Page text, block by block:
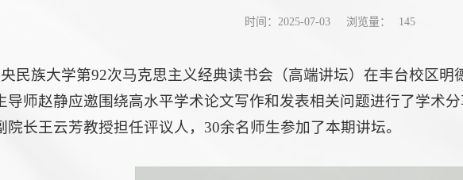
时间：2025-07-03 浏览量： 145
民族大学第92次马克思主义经典读书会（高端讲坛）在丰台校区
导师赵静应邀围绕高水平学术论文写作和发表相关问题进行了学术
长王云芳教授担任评议人，30余名师生参加了本期讲坛。